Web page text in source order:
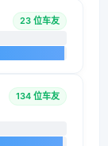
23 位车友
134 位车友